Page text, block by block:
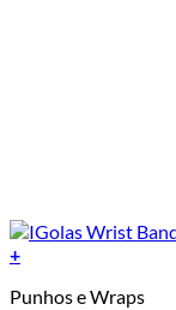
+
Punhos e Wraps